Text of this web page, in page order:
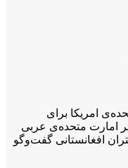
امریکا برای
امارت متحده‌ی عربی
افغانستانی گفت‌وگو